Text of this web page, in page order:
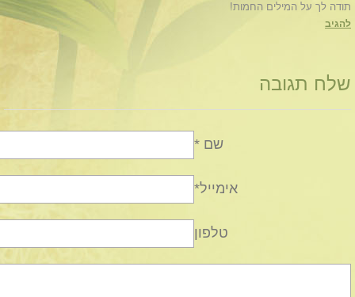
תודה לך על המילים החמות!
להגיב
שלח תגובה
שם *
אימייל*
טלפון